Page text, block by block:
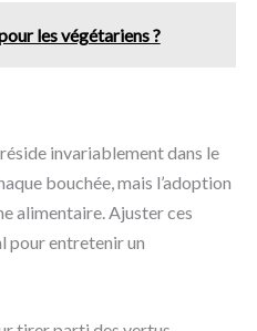
les végétariens ?
invariablement dans le
bouchée, mais l’adoption
alimentaire. Ajuster ces
pour entretenir un